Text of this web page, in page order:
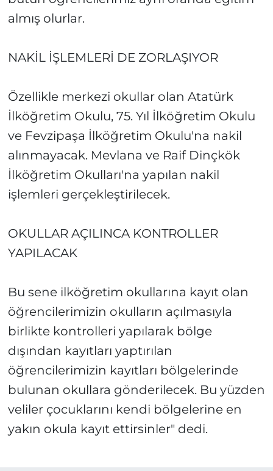
almış olurlar.
NAKİL İŞLEMLERİ DE ZORLAŞIYOR
Özellikle merkezi okullar olan Atatürk
İlköğretim Okulu, 75. Yıl İlköğretim Okulu
ve Fevzipaşa İlköğretim Okulu'na nakil
alınmayacak. Mevlana ve Raif Dinçkök
İlköğretim Okulları'na yapılan nakil
işlemleri gerçekleştirilecek.
OKULLAR AÇILINCA KONTROLLER
YAPILACAK
Bu sene ilköğretim okullarına kayıt olan
öğrencilerimizin okulların açılmasıyla
birlikte kontrolleri yapılarak bölge
dışından kayıtları yaptırılan
öğrencilerimizin kayıtları bölgelerinde
bulunan okullara gönderilecek. Bu yüzden
veliler çocuklarını kendi bölgelerine en
yakın okula kayıt ettirsinler" dedi.